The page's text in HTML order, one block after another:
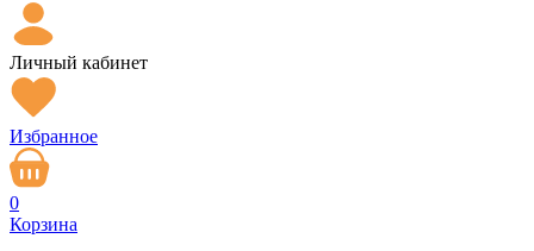
Личный кабинет
Избранное
0
Корзина